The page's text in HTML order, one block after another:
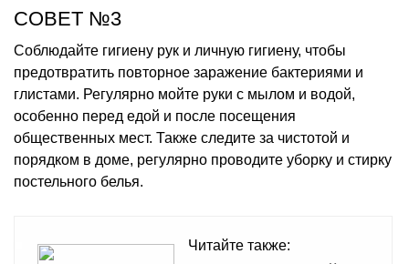
СОВЕТ №3
Соблюдайте гигиену рук и личную гигиену, чтобы
предотвратить повторное заражение бактериями и
глистами. Регулярно мойте руки с мылом и водой,
особенно перед едой и после посещения
общественных мест. Также следите за чистотой и
порядком в доме, регулярно проводите уборку и стирку
постельного белья.
Читайте также: